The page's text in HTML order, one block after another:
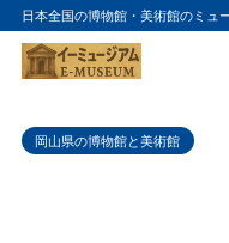
日本全国の博物館・美術館のミュ
岡山県の博物館と美術館
目次
1 多彩なアート作品